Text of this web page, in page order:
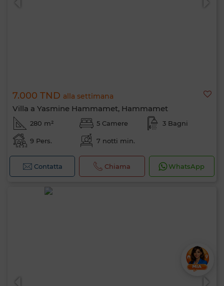
7.000 TND alla settimana
Villa a Yasmine Hammamet, Hammamet
280 m² 5 Camere 3 Bagni
9 Pers. 7 notti min.
Contatta Chiama WhatsApp